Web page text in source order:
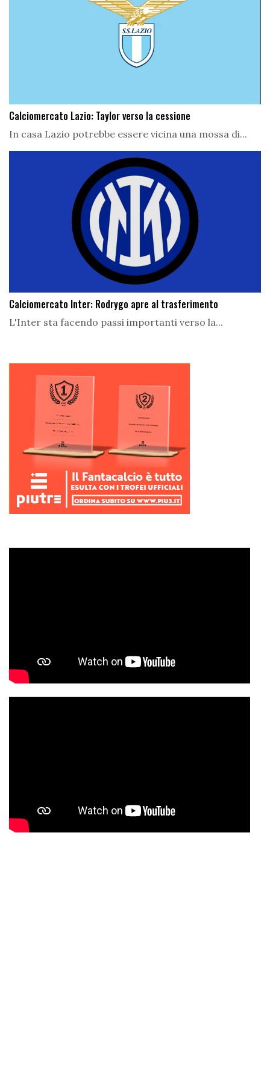
Calciomercato Lazio: Taylor verso la cessione
In casa Lazio potrebbe essere vicina una mossa di...
Calciomercato Inter: Rodrygo apre al trasferimento
L'Inter sta facendo passi importanti verso la...